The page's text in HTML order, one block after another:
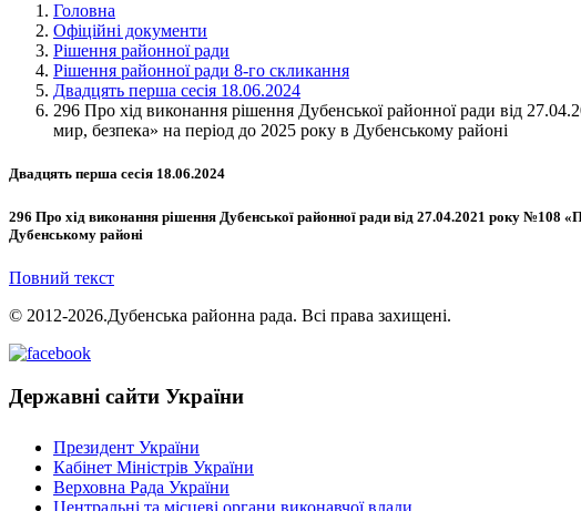
Головна
Офіційні документи
Рішення районної ради
Рішення районної ради 8-го скликання
Двадцять перша сесія 18.06.2024
296 Про хід виконання рішення Дубенської районної ради від
мир, безпека» на період до 2025 року в Дубенському районі
Двадцять перша сесія 18.06.2024
296 Про хід виконання рішення Дубенської районної ради від 27.04.2021 року №108
Дубенському районі
Повний текст
© 2012-2026.Дубенська районна рада. Всі права захищені.
Державні сайти України
Президент України
Кабінет Міністрів України
Верховна Рада України